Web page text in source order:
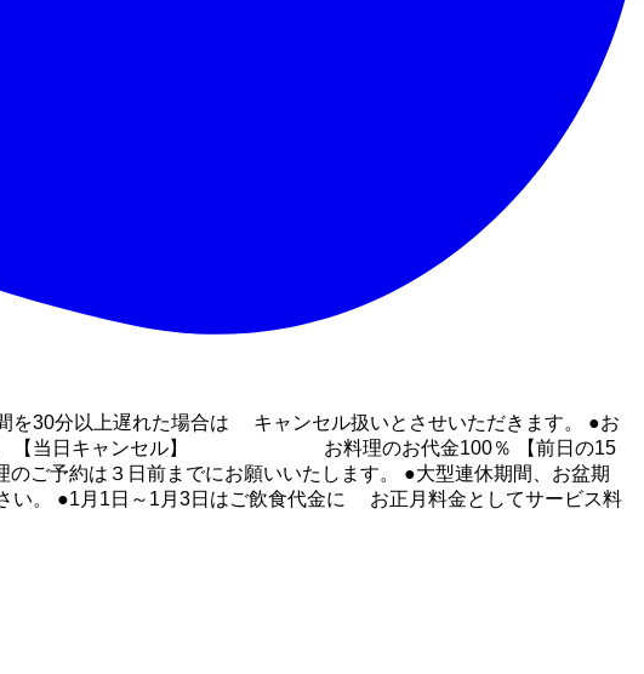
を30分以上遅れた場合は キャンセル扱いとさせいただきます。 ●お
さい。 【当日キャンセル】 お料理のお代金100％ 【前日の15
ご予約は３日前までにお願いいたします。 ●大型連休期間、お盆期
。 ●1月1日～1月3日はご飲食代金に お正月料金としてサービス料